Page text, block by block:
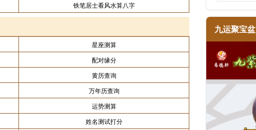
铁笔居士看风水算八字
星座测算
配对缘分
黄历查询
万年历查询
运势测算
姓名测试打分
九运聚宝盆